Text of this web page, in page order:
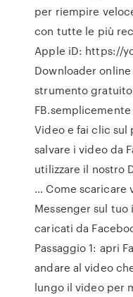
per riempire
con tutte le più
Apple iD: https://
Downloader
strumento
Video e fai clic sul
salvare i video da
utilizzare il nostro
… Come scaricare
Messenger sul tuo
caricati da
Passaggio 1: apri
andare al video
lungo il video per